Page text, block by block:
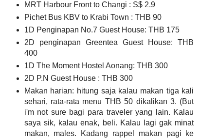
MRT Harbour Front to Changi : S$ 2.9
Pichet Bus KBV to Krabi Town : THB 90
1D Penginapan No.7 Guest House: THB 175
2D penginapan Greentea Guest House: THB
400
1D The Moment Hostel Aonang: THB 300
2D P.N Guest House : THB 300
Makan harian: hitung saja kalau makan tiga kali
sehari, rata-rata menu THB 50 dikalikan 3. (But
i'm not sure bagi para traveler yang lain. Kalau
saya sik, kalau enak, beli. Kalau lagi gak minat
makan, males. Kadang rappel makan pagi ke